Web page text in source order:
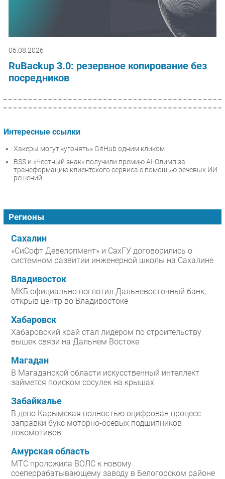
06.08.2026
RuBackup 3.0: резервное копирование без
посредников
Интересные ссылки
Хакеры могут «угонять» GitHub одним кликом
BSS и «Честный знак» получили премию AI-Олимп за
трансформацию клиентского сервиса с помощью речевых ИИ-
решений
Регионы
Сахалин
«СиСофт Девелопмент» и СахГУ договорились о
системном развитии инженерной школы на Сахалине
Владивосток
МКБ официально поглотил Дальневосточный банк,
открыв центр во Владивостоке
Хабаровск
Хабаровский край стал лидером по строительству
вышек связи на Дальнем Востоке
Магадан
В Магаданской области искусственный интеллект
займется поиском сосулек на крышах
Забайкалье
В депо Карымская полностью оцифрован процесс
заправки букс моторно-осевых подшипников
локомотивов
Амурская область
МТС проложила ВОЛС к новому
соеперрабатывающему заводу в Белогорском районе